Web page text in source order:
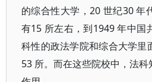
的综合性大学，20 世纪30 年
有15 所左右，到1949 年中国
科性的政法学院和综合大学里
53 所。而在这些院校中，法